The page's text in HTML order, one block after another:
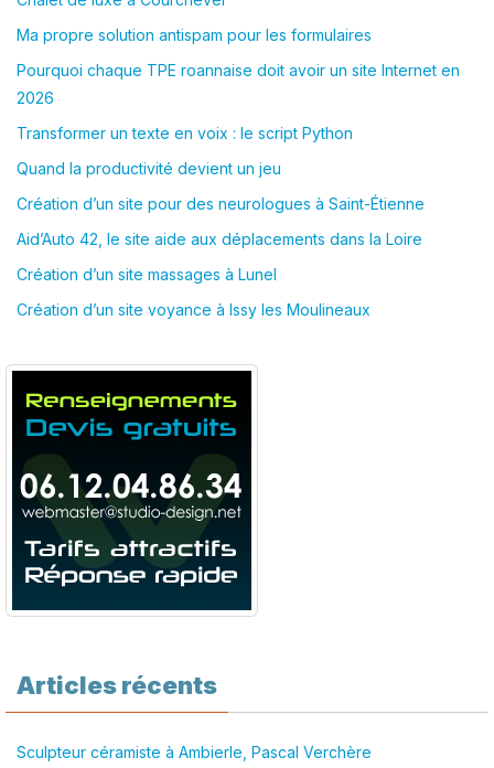
Ma propre solution antispam pour les formulaires
Pourquoi chaque TPE roannaise doit avoir un site Internet en
2026
Transformer un texte en voix : le script Python
Quand la productivité devient un jeu
Création d’un site pour des neurologues à Saint-Étienne
Aid’Auto 42, le site aide aux déplacements dans la Loire
Création d’un site massages à Lunel
Création d’un site voyance à Issy les Moulineaux
Articles récents
Sculpteur céramiste à Ambierle, Pascal Verchère